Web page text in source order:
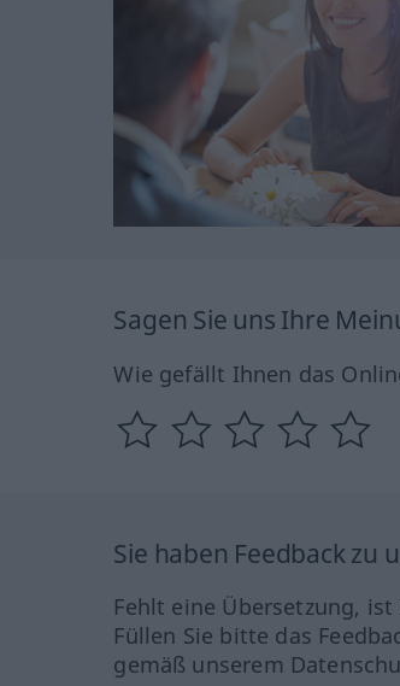
Sagen Sie uns Ihre
Wie gefällt Ihnen das
Sie haben Feedback zu
Fehlt eine Übersetzung,
Füllen Sie bitte das
gemäß unserem